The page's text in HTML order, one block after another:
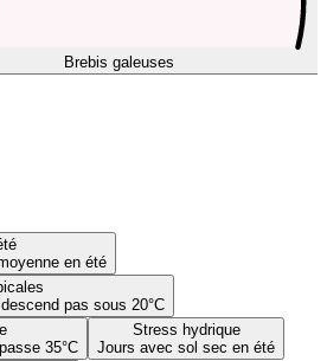
Brebis galeuses
en été
pas sous 20°C
35°C
Stress hydrique
Jours avec sol sec en été